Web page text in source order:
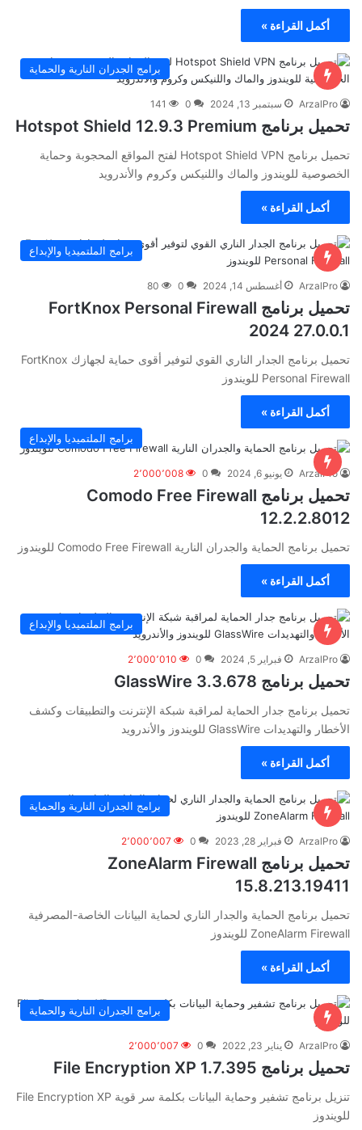
أكمل القراءة »
برامج الجدران النارية والحماية
ArzalPro سبتمبر 13, 2024 0
141
تحميل برنامج Hotspot Shield 12.9.3 Premium
تحميل برنامج Hotspot Shield VPN لفتح المواقع المحجوبة وحماية
الخصوصية للويندوز والماك واللنيكس وكروم والأندرويد
أكمل القراءة »
برامج الملتميديا والإبداع
ArzalPro أغسطس 14, 2024 0
80
تحميل برنامج FortKnox Personal Firewall
2024 27.0.0.1
تحميل برنامج الجدار الناري القوي لتوفير أقوى حماية لجهازك FortKnox
Personal Firewall للويندوز
أكمل القراءة »
برامج الملتميديا والإبداع
ArzalPro يونيو 6, 2024 0 2٬000٬008
تحميل برنامج Comodo Free Firewall
12.2.2.8012
تحميل برنامج الحماية والجدران النارية Comodo Free Firewall للويندوز
أكمل القراءة »
برامج الملتميديا والإبداع
ArzalPro فبراير 5, 2024 0 2٬000٬010
تحميل برنامج GlassWire 3.3.678
تحميل برنامج جدار الحماية لمراقبة شبكة الإنترنت والتطبيقات وكشف
الأخطار والتهديدات GlassWire للويندوز والأندرويد
أكمل القراءة »
برامج الجدران النارية والحماية
ArzalPro فبراير 28, 2023 0 2٬000٬007
تحميل برنامج ZoneAlarm Firewall
15.8.213.19411
تحميل برنامج الحماية والجدار الناري لحماية البيانات الخاصة-المصرفية
ZoneAlarm Firewall للويندوز
أكمل القراءة »
برامج الجدران النارية والحماية
ArzalPro يناير 23, 2022 0 2٬000٬007
تحميل برنامج File Encryption XP 1.7.395
تنزيل برنامج تشفير وحماية البيانات بكلمة سر قوية File Encryption XP
للويندوز